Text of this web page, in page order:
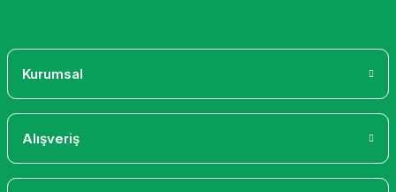
Kurumsal
Alışveriş